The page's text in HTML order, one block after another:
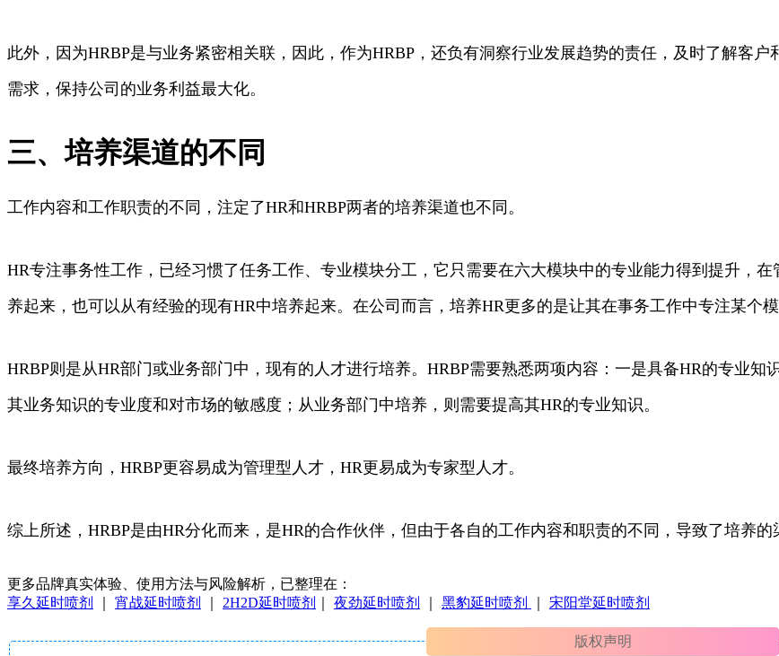
此外，因为HRBP是与业务紧密相关联，因此，作为HRBP，还负有洞察行业发展趋势的责任，及时了解客
需求，保持公司的业务利益最大化。
三、培养渠道的不同
工作内容和工作职责的不同，注定了HR和HRBP两者的培养渠道也不同。
HR专注事务性工作，已经习惯了任务工作、专业模块分工，它只需要在六大模块中的专业能力得到提升，
养起来，也可以从有经验的现有HR中培养起来。在公司而言，培养HR更多的是让其在事务工作中专注某个模
HRBP则是从HR部门或业务部门中，现有的人才进行培养。HRBP需要熟悉两项内容：一是具备HR的专业
其业务知识的专业度和对市场的敏感度；从业务部门中培养，则需要提高其HR的专业知识。
最终培养方向，HRBP更容易成为管理型人才，HR更易成为专家型人才。
综上所述，HRBP是由HR分化而来，是HR的合作伙伴，但由于各自的工作内容和职责的不同，导致了培养的
更多品牌真实体验、使用方法与风险解析，已整理在：
享久延时喷剂
宵战延时喷剂 2H2D延时喷剂 夜劲延时喷剂 黑豹延时喷剂 宋阳堂延时喷剂
版权声明